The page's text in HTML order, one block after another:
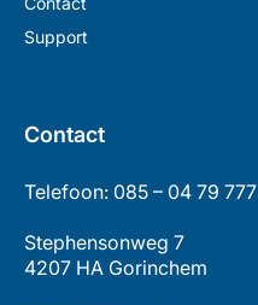
Support
Contact
Telefoon: 085 – 04 79 777
Stephensonweg 7
4207 HA Gorinchem